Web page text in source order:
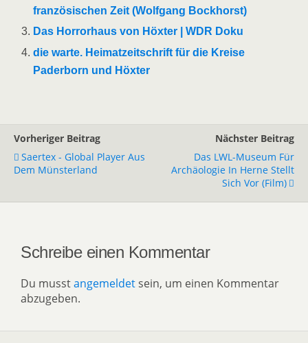
französischen Zeit (Wolfgang Bockhorst)
Das Horrorhaus von Höxter | WDR Doku
die warte. Heimatzeitschrift für die Kreise
Paderborn und Höxter
Vorheriger Beitrag
Saertex - Global Player Aus
Dem Münsterland
Nächster Beitrag
Das LWL-Museum Für
Archäologie In Herne Stellt
Sich Vor (Film)
Schreibe einen Kommentar
Du musstangemeldet sein, um einen Kommentar
abzugeben.